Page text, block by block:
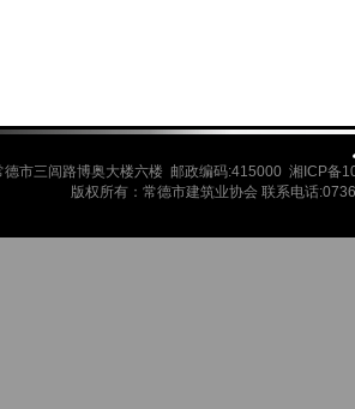
德市三闾路博奥大楼六楼 邮政编码:415000 湘ICP备
版权所有：常德市建筑业协会 联系电话